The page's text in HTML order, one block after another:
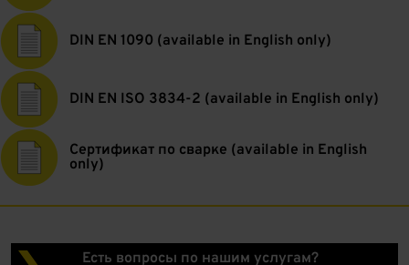
DIN EN 1090 (available in English only)
DIN EN ISO 3834-2 (available in English only)
Сертификат по сварке (available in English
only)
Есть вопросы по нашим услугам?